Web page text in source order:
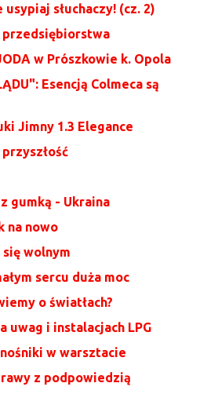
usypiaj słuchaczy! (cz. 2)
przedsiębiorstwa
w Prószkowie k. Opola
Esencją Colmeca są
Jimny 1.3 Elegance
przyszłość
z gumką - Ukraina
na nowo
się wolnym
sercu duża moc
o światłach?
uwag i instalacjach LPG
w warsztacie
z podpowiedzią